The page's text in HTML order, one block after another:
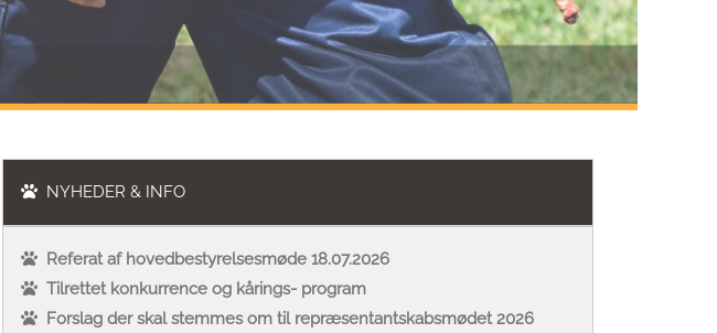
NYHEDER & INFO
Referat af hovedbestyrelsesmøde 18.07.2026
Tilrettet konkurrence og kårings- program
Forslag der skal stemmes om til repræsentantskabsmødet 2026